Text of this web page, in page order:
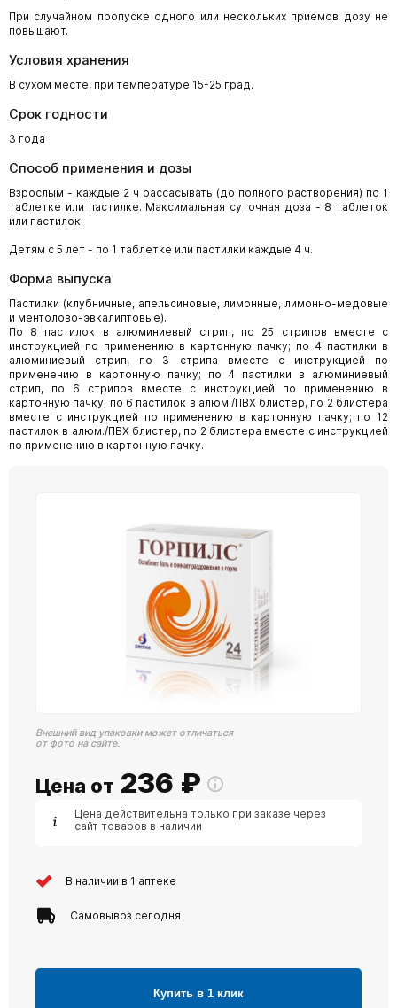
При случайном пропуске одного или нескольких приемов дозу не
повышают.
Условия хранения
В сухом месте, при температуре 15-25 град.
Срок годности
3 года
Способ применения и дозы
Взрослым - каждые 2 ч рассасывать (до полного растворения) по 1
таблетке или пастилке. Максимальная суточная доза - 8 таблеток
или пастилок.
Детям с 5 лет - по 1 таблетке или пастилки каждые 4 ч.
Форма выпуска
Пастилки (клубничные, апельсиновые, лимонные, лимонно-медовые
и ментолово­-эвкалиптовые).
По 8 пастилок в алюминиевый стрип, по 25 стрипов вместе с
инструкцией по применению в картонную пачку; по 4 пастилки в
алюминиевый стрип, по 3 стрипа вместе с инструкцией по
применению в картонную пачку; по 4 пастилки в алюминиевый
стрип, по 6 стрипов вместе
с инструкцией по применению в
картонную пачку; по 6 пастилок в алюм./ПВХ блистер, по 2 блистера
вместе с инструкцией по применению в картонную пачку; по 12
пастилок в алюм./ПВХ блистер, по 2 блистера вместе с инструкцией
по применению в картонную пачку.
Внешний вид упаковки может отличаться
от фото на сайте.
Цена от 236 ₽
Цена действительна только при заказе через
сайт товаров в наличии
В наличии в 1 аптеке
Самовывоз сегодня
Купить в 1 клик